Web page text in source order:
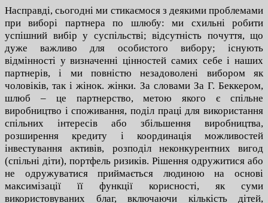
Насправді, сьогодні ми стикаємося з деякими проблемами
при виборі партнера по шлюбу: ми схильні робити
успішний вибір у суспільстві; відсутність почуття, що
дуже важливо для особистого вибору; існують
відмінності у визначенні цінностей самих себе і наших
партнерів, і ми повністю незадоволені вибором як
чоловіків, так і жінок. жінки. За словами За Г. Беккером,
шлюб – це партнерство, метою якого є спільне
виробництво і споживання, поділ праці для використання
спільних інтересів або збільшення виробництва,
розширення кредиту і координація можливостей
інвестування активів, розподіл неконкурентних вигод
(спільні діти), портфель ризиків. Рішення одружитися або
не одружуватися приймається людиною на основі
максимізації її функції корисності, як суми
використовуваних благ, включаючи кількість дітей,